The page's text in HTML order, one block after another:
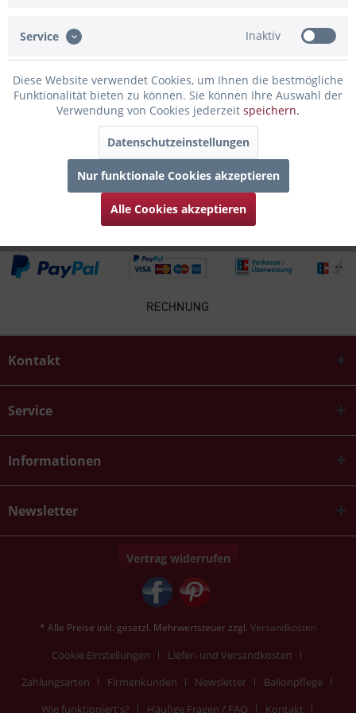
Bewertungen lesen, schreiben und diskutieren...mehr
Infos zum Hersteller
Folgende Infos zum Hersteller sind verfübar......
4
Kontakt
Service
Informationen
Newsletter
Vertrag widerrufen
* Alle Preise inkl. gesetzl. Mehrwertsteuer zzgl. Versandkosten
Cookie Einstellungen
Liefer- und Versandkosten
Zahlungsarten
Firmenkunden Newsletter
Ballonpflege
Wie funktioniert's?
Häufige Fragen / FAQ Kontakt
Service Inaktiv
Diese Website verwendet Cookies, um Ihnen die bestmögliche
Funktionalität bieten zu können. Sie können Ihre Auswahl der
Verwendung von Cookies jederzeit speichern.
Datenschutzeinstellungen
Nur funktionale Cookies akzeptieren
Alle Cookies akzeptieren